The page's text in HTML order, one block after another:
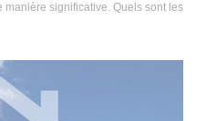
manière significative. Quels sont les